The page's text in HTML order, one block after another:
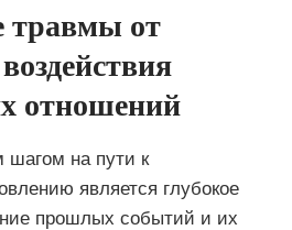
травмы от
отношений
шагом на пути к
является глубокое
прошлых событий и их